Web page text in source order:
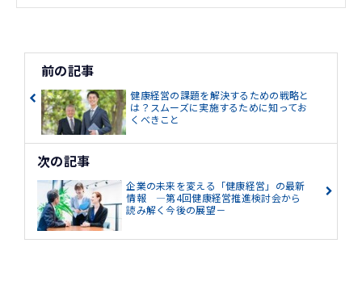
前の記事
健康経営の課題を解決するための戦略と
は？スムーズに実施するために知ってお
くべきこと
次の記事
企業の未来を変える「健康経営」の最新
情報 ―第4回健康経営推進検討会から
読み解く今後の展望－